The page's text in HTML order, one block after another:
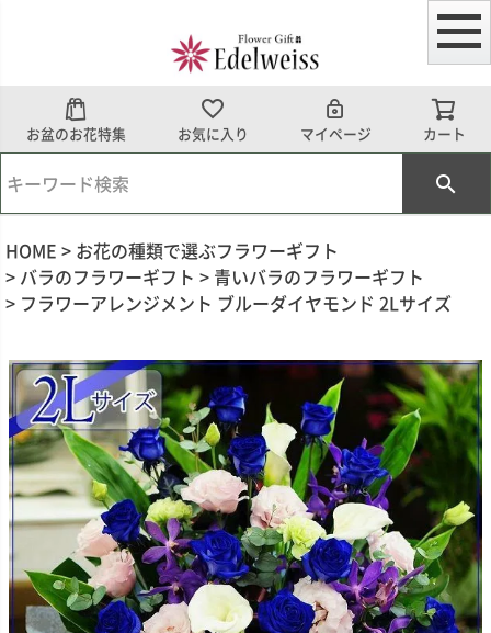
お盆のお花特集 お気に入り マイページ カート
HOME
お花の種類で選ぶフラワーギフト
バラのフラワーギフト
青いバラのフラワーギフト
フラワーアレンジメント ブルーダイヤモンド 2Lサイズ